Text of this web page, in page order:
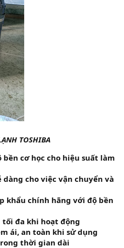
TOSHIBA
cơ học cho hiệu suất làm
cho việc vận chuyển và
khẩu chính hãng với độ bền
đa khi hoạt động
ái, an toàn khi sử dụng
thời gian dài